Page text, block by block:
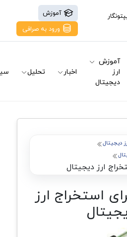
آموزش
ورود به صرافی
آموزش
ارز
دیجیتال
اخبار تحلیل
دیجیتال
ارز دیجیتال
استخراج ارز